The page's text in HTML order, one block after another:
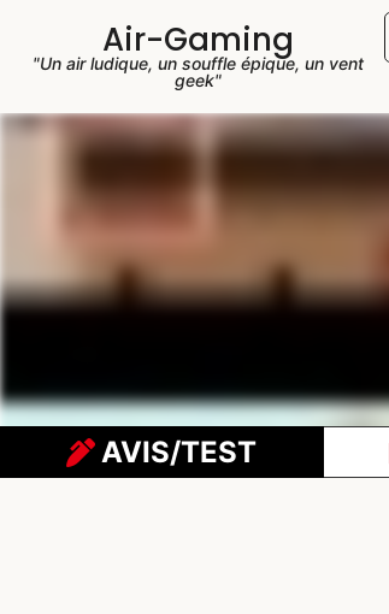
Air-Gaming
"Un air ludique, un souffle épique, un vent
geek"
AVIS/TEST